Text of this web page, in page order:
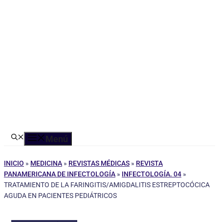
Menú
INICIO » MEDICINA » REVISTAS MÉDICAS » REVISTA
PANAMERICANA DE INFECTOLOGÍA » INFECTOLOGÍA. 04 »
TRATAMIENTO DE LA FARINGITIS/AMIGDALITIS ESTREPTOCÓCICA
AGUDA EN PACIENTES PEDIÁTRICOS